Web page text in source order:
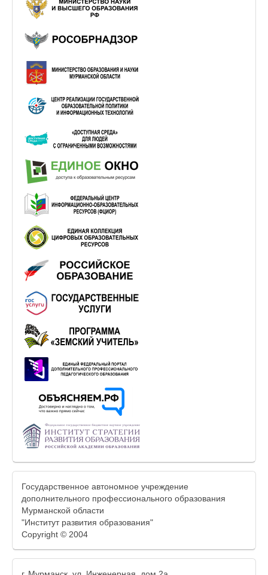
Государственное автономное учреждение
дополнительного профессионального образования
Мурманской области
"Институт развития образования"
Copyright © 2004